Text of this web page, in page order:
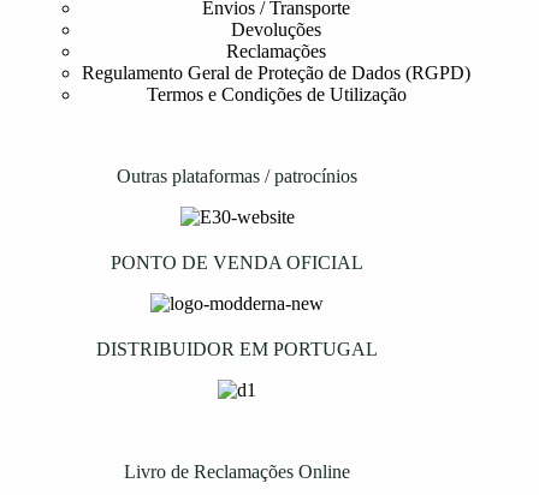
Envios / Transporte
Devoluções
Reclamações
Regulamento Geral de Proteção de Dados (RGPD)
Termos e Condições de Utilização
Outras plataformas / patrocínios
PONTO DE VENDA OFICIAL
DISTRIBUIDOR EM PORTUGAL
Livro de Reclamações Online